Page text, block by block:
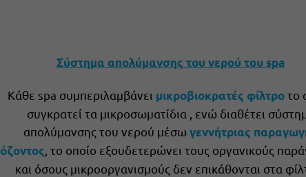
Σύστημα απολύμανσης του νερού του spa
Κάθε spa συμπεριλαμβάνει μικροβιοκρατές φίλτροτο
συγκρατεί τα μικροσωματίδια , ενώ διαθέτει
απολύμανσης του νερού μέσωγεννήτριας
όζοντος, το οποίο εξουδετερώνει τους οργανικούς
και όσους μικροοργανισμούς δεν επικάθονται στα